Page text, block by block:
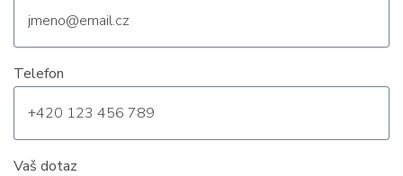
Telefon
Vaš dotaz